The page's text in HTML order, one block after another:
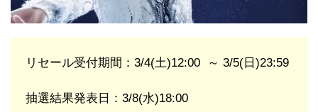
リセール受付期間：3/4(土)12:00 ～ 3/5(日)23:59
抽選結果発表日：3/8(水)18:00